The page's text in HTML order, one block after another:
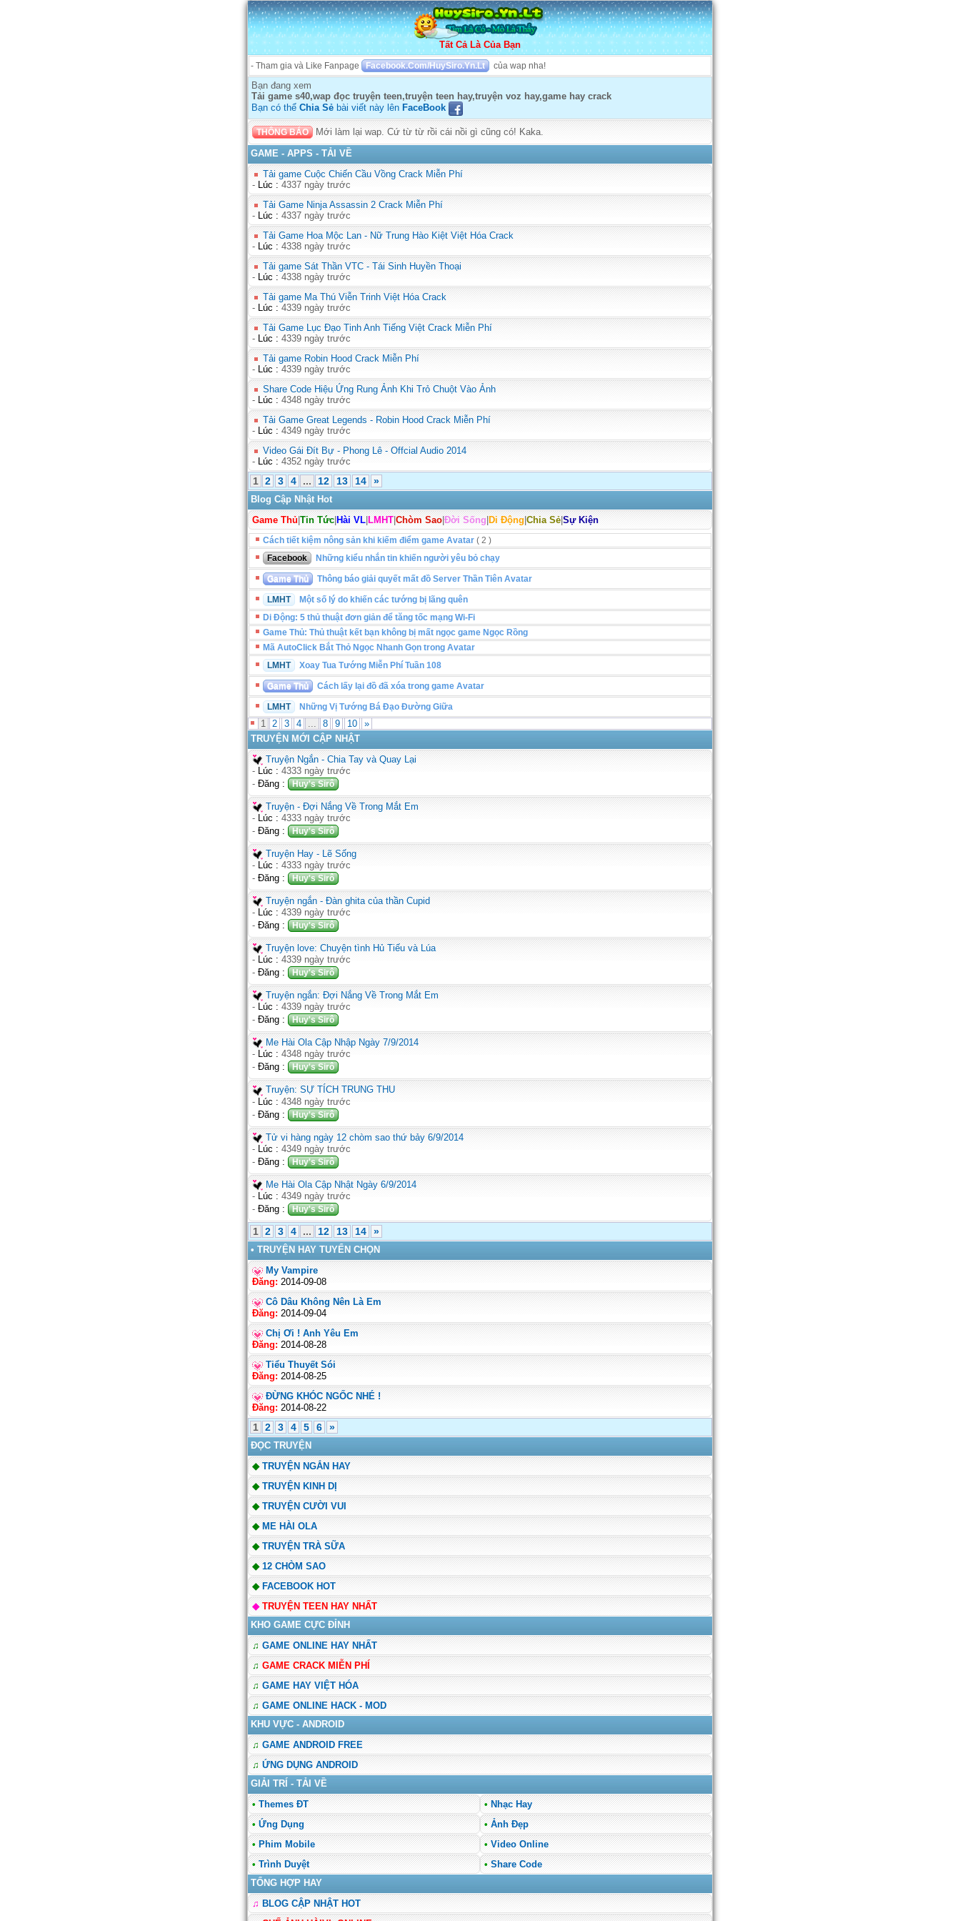
Tất Cả Là Của Bạn
- Tham gia và Like Fanpage Facebook.Com/HuySiro.Yn.Lt của wap nha!
Bạn đang xem
Tải game s40,wap đọc truyện teen,truyện teen hay,truyện voz hay,game hay crack
Bạn có thể Chia Sẻ bài viết này lên FaceBook
THÔNG BÁO
Mới làm lại wap. Cứ từ từ rồi cái nồi gì cũng có! Kaka.
GAME - APPS - TẢI VỀ
Tải game Cuộc Chiến Cầu Vồng Crack Miễn Phí
- Lúc : 4337 ngày trước
Tải Game Ninja Assassin 2 Crack Miễn Phí
- Lúc : 4337 ngày trước
Tải Game Hoa Mộc Lan - Nữ Trung Hào Kiệt Việt Hóa Crack
- Lúc : 4338 ngày trước
Tải game Sát Thần VTC - Tái Sinh Huyền Thoại
- Lúc : 4338 ngày trước
Tải game Ma Thú Viễn Trinh Việt Hóa Crack
- Lúc : 4339 ngày trước
Tải Game Lục Đạo Tinh Anh Tiếng Việt Crack Miễn Phí
- Lúc : 4339 ngày trước
Tải game Robin Hood Crack Miễn Phí
- Lúc : 4339 ngày trước
Share Code Hiệu Ứng Rung Ảnh Khi Trỏ Chuột Vào Ảnh
- Lúc : 4348 ngày trước
Tải Game Great Legends - Robin Hood Crack Miễn Phí
- Lúc : 4349 ngày trước
Video Gái Đít Bự - Phong Lê - Offcial Audio 2014
- Lúc : 4352 ngày trước
1 2 3 4 ... 12 13 14 »
Blog Cập Nhật Hot
Game Thủ Tin Tức Hài VL LMHT Chòm Sao Đời Sống Di Động Chia Sẻ Sự Kiện
Cách tiết kiệm nông sản khi kiếm điểm game Avatar ( 2 )
Facebook
Những kiểu nhắn tin khiến người yêu bỏ chạy
Game Thủ Thông báo giải quyết mất đồ Server Thần Tiên Avatar
LMHT
Một số lý do khiến các tướng bị lãng quên
Di Động: 5 thủ thuật đơn giản để tăng tốc mạng Wi-Fi
Game Thủ: Thủ thuật kết bạn không bị mất ngọc game Ngọc Rồng
Mã AutoClick Bắt Thỏ Ngọc Nhanh Gọn trong Avatar
LMHT
Xoay Tua Tướng Miễn Phí Tuần 108
Game Thủ Cách lấy lại đồ đã xóa trong game Avatar
LMHT Những Vị Tướng Bá Đạo Đường Giữa
1 2 3 4 ... 8 9 10
»
TRUYỆN MỚI CẬP NHẬT
Truyện Ngắn - Chia Tay và Quay Lại
- Lúc : 4333 ngày trước
- Đăng : Huy's Sirô
Truyện - Đợi Nắng Về Trong Mắt Em
- Lúc : 4333 ngày trước
- Đăng : Huy's Sirô
Truyện Hay - Lẽ Sống
- Lúc : 4333 ngày trước
- Đăng : Huy's Sirô
Truyện ngắn - Đàn ghita của thần Cupid
- Lúc : 4339 ngày trước
- Đăng : Huy's Sirô
Truyện love: Chuyện tình Hủ Tiếu và Lúa
- Lúc : 4339 ngày trước
- Đăng : Huy's Sirô
Truyện ngắn: Đợi Nắng Về Trong Mắt Em
- Lúc : 4339 ngày trước
- Đăng : Huy's Sirô
Me Hài Ola Cập Nhập Ngày 7/9/2014
- Lúc : 4348 ngày trước
- Đăng : Huy's Sirô
Truyện: SỰ TÍCH TRUNG THU
- Lúc : 4348 ngày trước
- Đăng : Huy's Sirô
Tử vi hàng ngày 12 chòm sao thứ bảy 6/9/2014
- Lúc : 4349 ngày trước
- Đăng : Huy's Sirô
Me Hài Ola Cập Nhật Ngày 6/9/2014
- Lúc : 4349 ngày trước
- Đăng : Huy's Sirô
1 2 3 4 ... 12 13 14 »
• TRUYỆN HAY TUYỂN CHỌN
My Vampire
Đăng: 2014-09-08
Cô Dâu Không Nên Là Em
Đăng: 2014-09-04
Chị Ơi ! Anh Yêu Em
Đăng: 2014-08-28
Tiểu Thuyết Sói
Đăng: 2014-08-25
ĐỪNG KHÓC NGỐC NHÉ !
Đăng: 2014-08-22
1 2 3 4 5 6 »
ĐỌC TRUYỆN
◆ TRUYỆN NGẮN HAY
◆ TRUYỆN KINH DỊ
◆ TRUYỆN CƯỜI VUI
◆ ME HÀI OLA
◆ TRUYỆN TRÀ SỮA
◆ 12 CHÒM SAO
◆ FACEBOOK HOT
◆ TRUYỆN TEEN HAY NHẤT
KHO GAME CỰC ĐỈNH
♫ GAME ONLINE HAY NHẤT
♫ GAME CRACK MIỄN PHÍ
♫ GAME HAY VIỆT HÓA
♫ GAME ONLINE HACK - MOD
KHU VỰC - ANDROID
♫ GAME ANDROID FREE
♫ ỨNG DỤNG ANDROID
GIẢI TRÍ - TẢI VỀ
•Themes ĐT
•Ứng Dụng
•Phim Mobile
•Trình Duyệt
•Nhạc Hay
•Ảnh Đẹp
•Video Online
•Share Code
TỔNG HỢP HAY
♫ BLOG CẬP NHẬT HOT